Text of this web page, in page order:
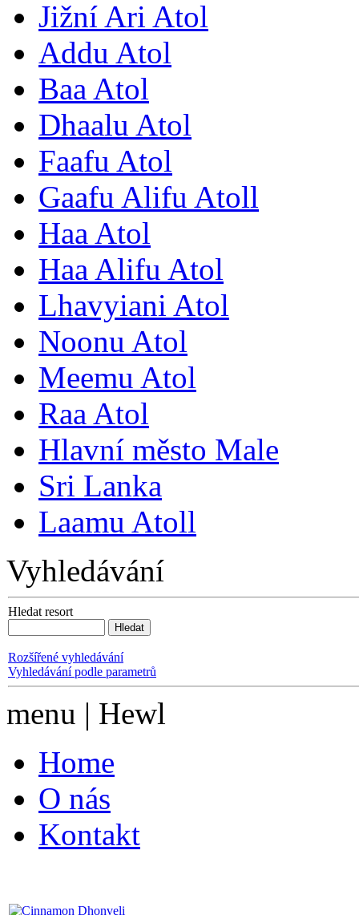
Jižní Ari Atol
Addu Atol
Baa Atol
Dhaalu Atol
Faafu Atol
Gaafu Alifu Atoll
Haa Atol
Haa Alifu Atol
Lhavyiani Atol
Noonu Atol
Meemu Atol
Raa Atol
Hlavní město Male
Sri Lanka
Laamu Atoll
Vyhledávání
Hledat resort
Rozšířené vyhledávání
Vyhledávání podle parametrů
menu | Hewl
Home
O nás
Kontakt